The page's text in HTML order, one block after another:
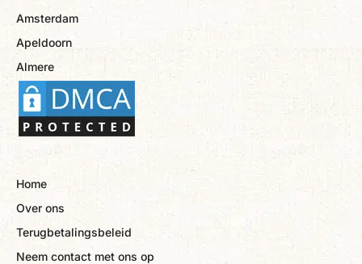
Amsterdam
Apeldoorn
Almere
Home
Over ons
Terugbetalingsbeleid
Neem contact met ons op